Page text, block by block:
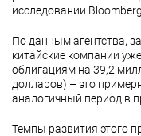
исследовании Bloomberg.
По данным агентства,
китайские компании
облигациям на 39,2
долларов) – это
аналогичный период в
Темпы развития этого